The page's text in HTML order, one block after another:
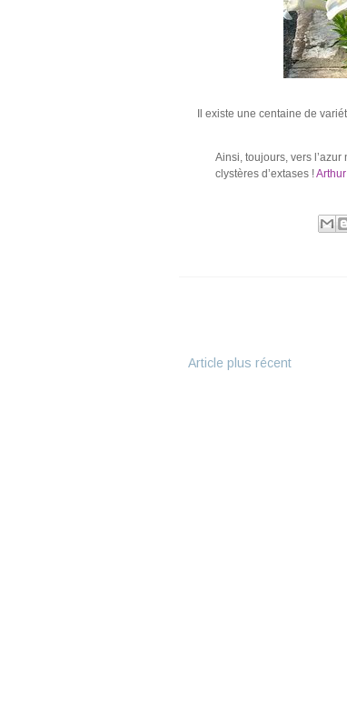
Il existe une centaine de
Ainsi, toujours, vers
clystères d’extases !
Article plus récent